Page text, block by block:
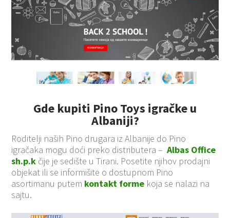
Gde kupiti Pino Toys igračke u
Albaniji?
Roditelji naših Pino drugara iz Albanije do Pino
igračaka mogu doći preko distributera –Albas Office
sh.p.k čije je sedište u Tirani. Posetite njihov prodajni
objekat ili se informišite o dostupnom Pino
asortimanu putem kontakt forme koja se nalazi na
sajtu.